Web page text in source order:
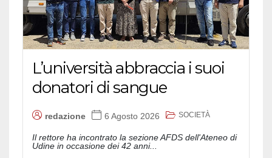
L’università abbraccia i suoi
donatori di sangue
redazione 6 Agosto 2026 SOCIETÀ
Il rettore ha incontrato la sezione AFDS dell'Ateneo di
Udine in occasione dei 42 anni...